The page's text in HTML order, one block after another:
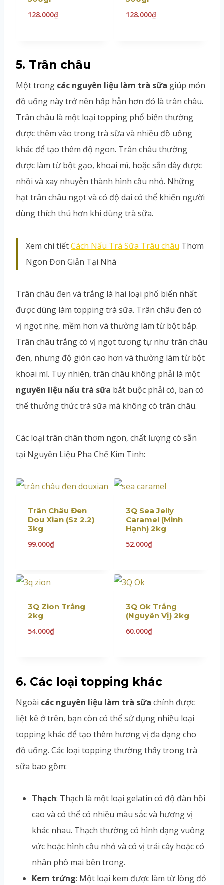
128.000₫
128.000₫
5. Trân châu
Một trong các nguyên liệu làm trà sữa giúp món
đồ uống này trở nên hấp hẫn hơn đó là trân châu.
Trân châu là một loại topping phổ biến thường
được thêm vào trong trà sữa và nhiều đồ uống
khác để tạo thêm độ ngon. Trân châu thường
được làm từ bột gạo, khoai mì, hoặc sắn dây được
nhồi và xay nhuyễn thành hình cầu nhỏ. Những
hạt trân châu ngọt và có độ dai có thể khiến người
dùng thích thú hơn khi dùng trà sữa.
Xem chi tiếtCách Nấu Trà Sữa Trâu châu Thơm
Ngon Đơn Giản Tại Nhà
Trân châu đen và trắng là hai loại phổ biến nhất
được dùng làm topping trà sữa. Trân châu đen có
vị ngọt nhẹ, mềm hơn và thường làm từ bột bắp.
Trân châu trắng có vị ngọt tương tự như trân châu
đen, nhưng độ giòn cao hơn và thường làm từ bột
khoai mì. Tuy nhiên, trân châu không phải là một
nguyên liệu nấu trà sữa bắt buộc phải có, bạn có
thể thưởng thức trà sữa mà không có trân châu.
Các loại trân chân thơm ngon, chất lượng có sẵn
tại Nguyên Liệu Pha Chế Kim Tinh:
Trân Châu Đen
Dou Xian (Sz 2.2)
3kg
99.000₫
3Q Sea Jelly
Caramel (Minh
Hạnh) 2kg
52.000₫
3Q Zion Trắng
2kg
54.000₫
3Q Ok Trắng
(Nguyên Vị) 2kg
60.000₫
6. Các loại topping khác
Ngoài các nguyên liệu làm trà sữa chính được
liệt kê ở trên, bạn còn có thể sử dụng nhiều loại
topping khác để tạo thêm hương vị đa dạng cho
đồ uống. Các loại topping thường thấy trong trà
sữa bao gồm:
Thạch: Thạch là một loại gelatin có độ đàn hồi
cao và có thể có nhiều màu sắc và hương vị
khác nhau. Thạch thường có hình dạng vuông
vức hoặc hình cầu nhỏ và có vị trái cây hoặc có
nhân phô mai bên trong.
Kem trứng: Một loại kem được làm từ lòng đỏ